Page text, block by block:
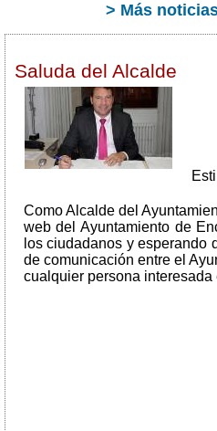
CEST
Nov
30
00:00:00
CET
2016
> Más
Saluda del Alcalde
Como Alcalde del
web del Ayuntamiento de
los ciudadanos y esperando
de comunicación entre el
cualquier persona